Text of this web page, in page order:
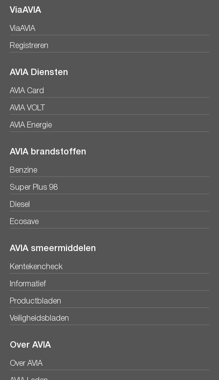
ViaAVIA
ViaAVIA
Registreren
AVIA Diensten
AVIA Card
AVIA VOLT
AVIA Energie
AVIA brandstoffen
Benzine
Super Plus 98
Diesel
Ecosave
AVIA smeermiddelen
Kentekencheck
Informatief
Productbladen
Veiligheidsbladen
Over AVIA
Over AVIA